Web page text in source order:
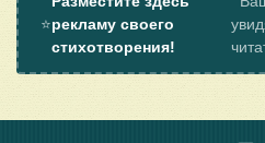
⭐рекламу своего
стихотворения!